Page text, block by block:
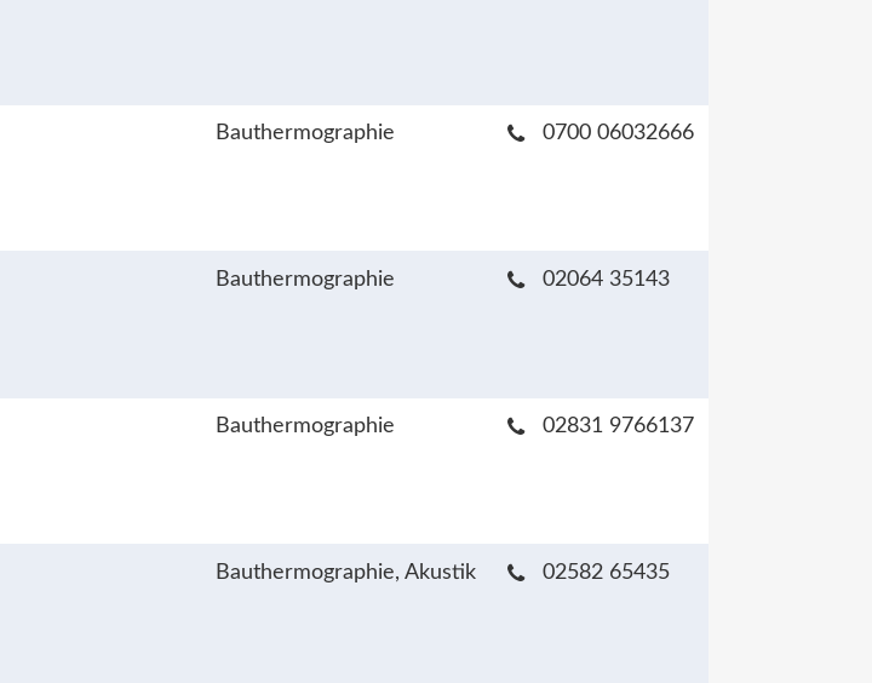
Bauthermographie 0700 06032666
Bauthermographie 02064 35143
Bauthermographie 02831 9766137
Bauthermographie, Akustik 02582 65435